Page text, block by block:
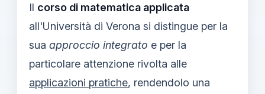
Il corso di matematica applicata
all'Università di Verona si distingue per la
sua approccio integrato e per la
particolare attenzione rivolta alle
applicazioni pratiche, rendendolo una